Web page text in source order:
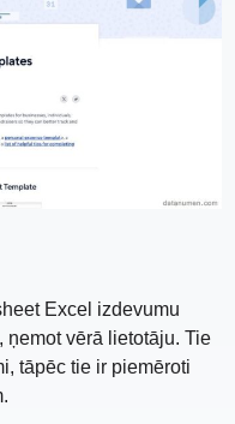
Excel izdevumu
ņemot vērā lietotāju. Tie
tāpēc tie ir piemēroti